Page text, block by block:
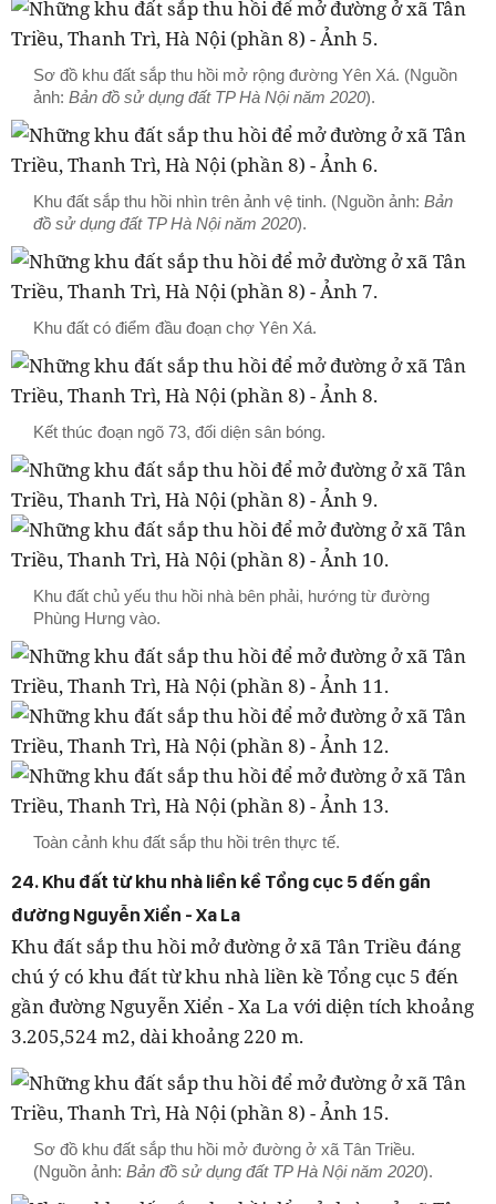
Sơ đồ khu đất sắp thu hồi mở rộng đường Yên Xá. (Nguồn
ảnh: Bản đồ sử dụng đất TP Hà Nội năm 2020).
Khu đất sắp thu hồi nhìn trên ảnh vệ tinh. (Nguồn ảnh: Bản
đồ sử dụng đất TP Hà Nội năm 2020).
Khu đất có điểm đầu đoạn chợ Yên Xá.
Kết thúc đoạn ngõ 73, đối diện sân bóng.
Khu đất chủ yếu thu hồi nhà bên phải, hướng từ đường
Phùng Hưng vào.
Toàn cảnh khu đất sắp thu hồi trên thực tế.
24. Khu đất từ khu nhà liền kề Tổng cục 5 đến gần
đường Nguyễn Xiển - Xa La
Khu đất sắp thu hồi mở đường ở xã Tân Triều đáng
chú ý có khu đất từ khu nhà liền kề Tổng cục 5 đến
gần đường Nguyễn Xiển - Xa La với diện tích khoảng
3.205,524 m2, dài khoảng 220 m.
Sơ đồ khu đất sắp thu hồi mở đường ở xã Tân Triều.
(Nguồn ảnh: Bản đồ sử dụng đất TP Hà Nội năm 2020).